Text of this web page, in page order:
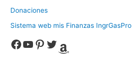
Donaciones
Sistema web mis Finanzas IngrGasPro
Facebook YouTube Pinterest Twitter Amazon